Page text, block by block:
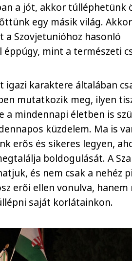
a jót, akkor túlléphetünk
egy másik világ.
a Szovjetunióhoz hasonló
mint a természeti
igazi karaktere általában
mutatkozik meg, ilyen
a mindennapi életben is
küzdelem. Ma is
erős és sikeres legyen,
boldogulását. A
és nem csak a nehéz
erői ellen vonulva,
saját korlátainkon.